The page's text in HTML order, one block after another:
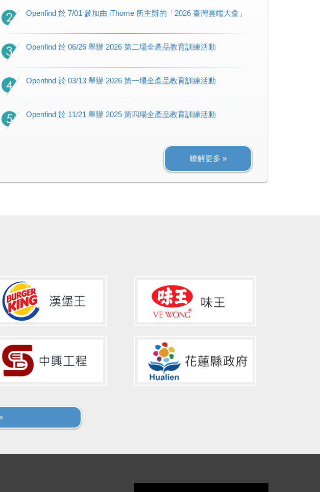
Openfind 於 7/01 參加由 iThome 所主辦的「2026 臺灣雲端大會」
Openfind 於 06/26 舉辦 2026 第二場全產品教育訓練活動
Openfind 於 03/13 舉辦 2026 第一場全產品教育訓練活動
Openfind 於 11/21 舉辦 2025 第四場全產品教育訓練活動
瞭解更多 »